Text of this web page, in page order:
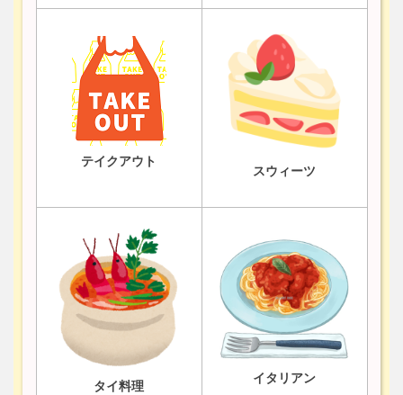
テイクアウト
スウィーツ
タイ料理
イタリアン